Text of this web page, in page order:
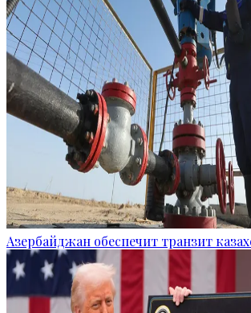
Азербайджан обеспечит транзит